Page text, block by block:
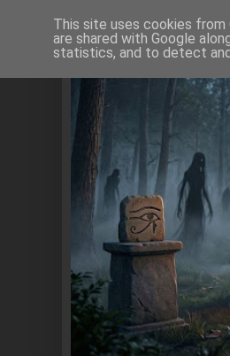
This site uses cookies
are shared with Google
statistics, and to detect